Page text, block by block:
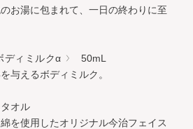
お湯に包まれて、一日の終わりに至
ディミルクα
50mL
与えるボディミルク。
オル
を使用したオリジナル今治フェイス